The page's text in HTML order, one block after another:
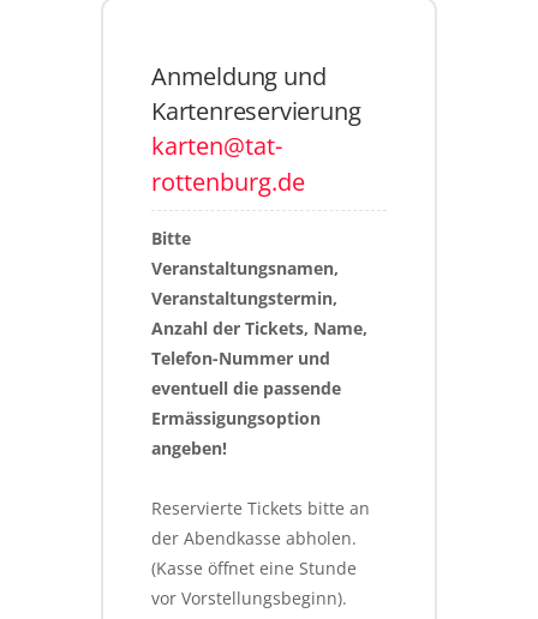
Anmeldung und
Kartenreservierung
karten@tat-
rottenburg.de
Bitte
Veranstaltungsnamen,
Veranstaltungstermin,
Anzahl der Tickets, Name,
Telefon-Nummer und
eventuell die passende
Ermässigungsoption
angeben!
Reservierte Tickets bitte an
der Abendkasse abholen.
(Kasse öffnet eine Stunde
vor Vorstellungsbeginn).